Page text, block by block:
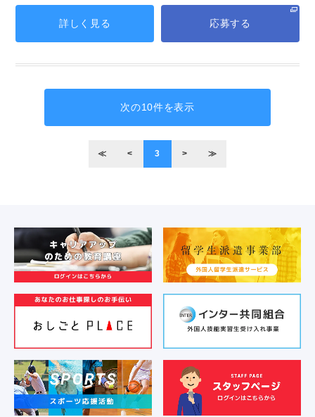
詳しく見る 応募する
次の10件を表示
≪ < 3 > ≫